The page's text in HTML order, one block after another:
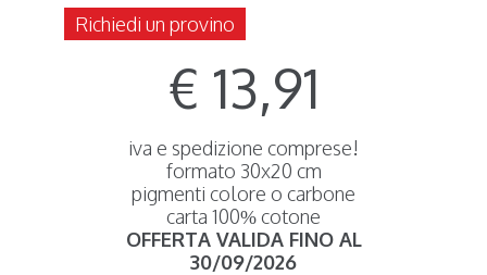
Richiedi un provino
€ 13,91
iva e spedizione comprese!
formato 30x20 cm
pigmenti colore o carbone
carta 100% cotone
OFFERTA VALIDA FINO AL
30/09/2026